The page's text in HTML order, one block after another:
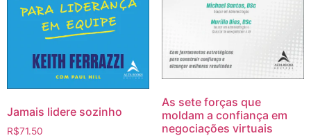
Jamais lidere sozinho
R$71.50
As sete forças que
moldam a confiança em
negociações virtuais